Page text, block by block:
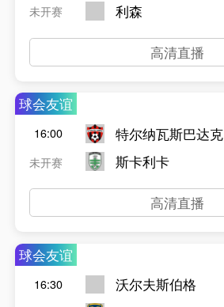
未开赛
利森
高清直播
球会友谊
16:00
未开赛
特尔纳瓦斯巴达克
斯卡利卡
高清直播
球会友谊
16:30
沃尔夫斯伯格